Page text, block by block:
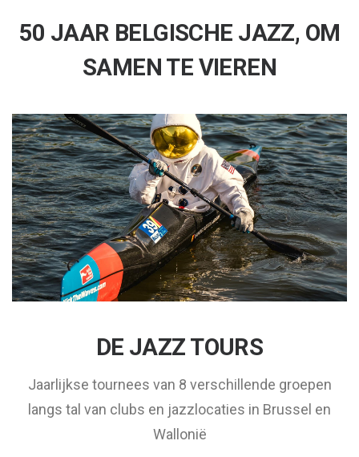
50 JAAR BELGISCHE JAZZ, OM
SAMEN TE VIEREN
DE JAZZ TOURS
Jaarlijkse tournees van 8 verschillende groepen
langs tal van clubs en jazzlocaties in Brussel en
Wallonië